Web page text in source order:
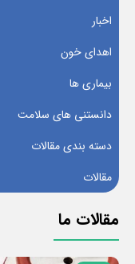
اخبار
اهدای خون
بیماری ها
دانستنی های سلامت
دسته بندی مقالات
مقالات
مقالات ما